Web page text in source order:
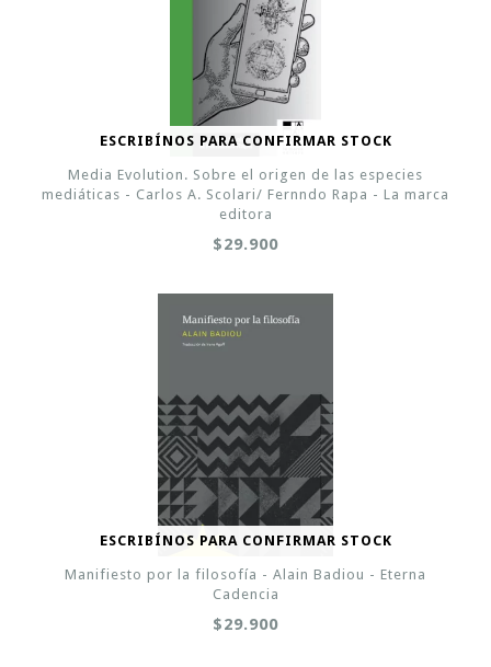
ESCRIBÍNOS PARA CONFIRMAR STOCK
Media Evolution. Sobre el origen de las especies
mediáticas - Carlos A. Scolari/ Fernndo Rapa - La marca
editora
$29.900
ESCRIBÍNOS PARA CONFIRMAR STOCK
Manifiesto por la filosofía - Alain Badiou - Eterna
Cadencia
$29.900